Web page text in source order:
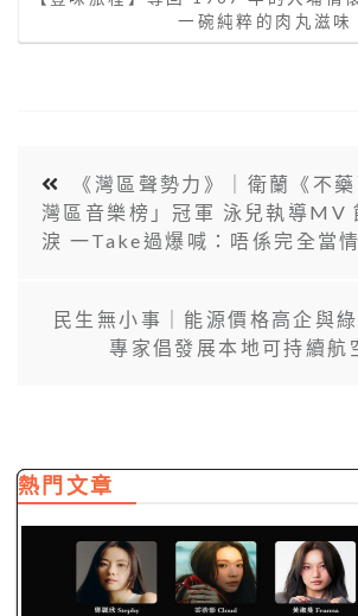
一碗純粹的肉丸滋味
《灣區聲勢力》｜衛蘭《不
灣區音樂榜」冠軍 泳兒執導MV
淚 一Take過爆喊：唔係完全當
民生無小事｜能源價格高企與
專家倡發展本地可持續航
熱門文章